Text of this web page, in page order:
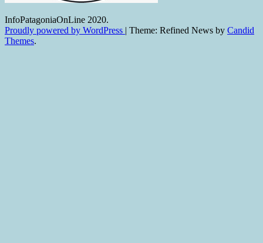
InfoPatagoniaOnLine 2020.
Proudly powered by WordPress | Theme: Refined News by Candid
Themes.